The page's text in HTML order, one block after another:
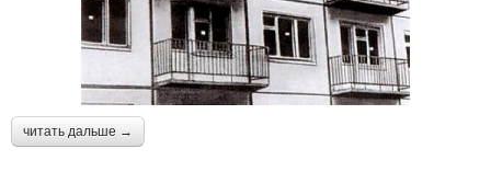
читать дальше →